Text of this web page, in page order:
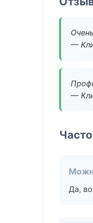
—
—
Да,